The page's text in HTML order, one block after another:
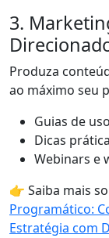
3.
Produza
ao máximo seu
Guias de
Dicas
Webinars e
👉 Saiba mais
Programático:
Estratégia com